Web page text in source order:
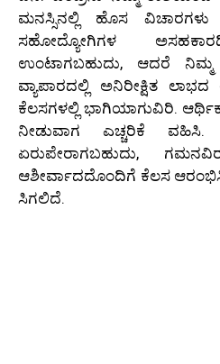
ಮನಸ್ಸಿನಲ್ಲಿ ಹೊಸ
ಸಹೋದ್ಯೋಗಿಗಳ
ಉಂಟಾಗಬಹುದು, ಆದರೆ ನಿಮ್ಮ
ವ್ಯಾಪಾರದಲ್ಲಿ ಅನಿರೀಕ್ಷಿತ
ಕೆಲಸಗಳಲ್ಲಿ ಭಾಗಿಯಾಗುವಿರಿ.
ನೀಡುವಾಗ ಎಚ್ಚರಿಕೆ ವಹಿಸಿ.
ಏರುಪೇರಾಗಬಹುದು,
ಆಶೀರ್ವಾದದೊಂದಿಗೆ ಕೆಲಸ
ಸಿಗಲಿದೆ.